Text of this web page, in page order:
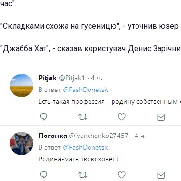
час".
"Складками схожа на гусеницю", - уточнив юзер
"Джабба Хат", - сказав користувач Денис